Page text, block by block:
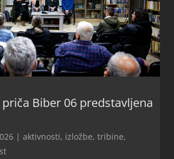
Biber 06 predstavljena
|aktivnosti, izložbe, tribine,